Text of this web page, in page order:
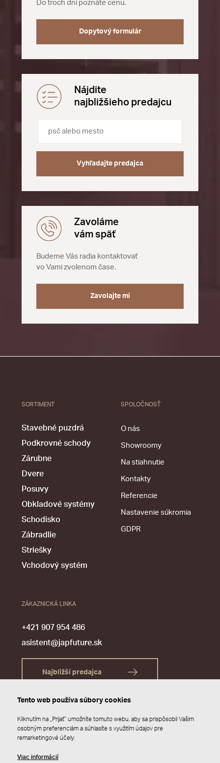
Do troch dní poznáte cenu.
Dopytový formulár
Nájdite
najbližšieho predajcu
Vyhľadajte predajca
Zavoláme
vám späť
Budeme Vás radia kontaktovať
vo Vami zvolenom čase.
Zavolajte mi
SORTIMENT
Stavebné puzdrá
Podkrovné schody
Zárubne
Dvere
Posuvy
Obkladové systémy
Schodisko
Zábradlie
Striešky
Vchodový systém
SPOLOČNOSŤ
O nás
Showroomy
Na stiahnutie
Kontakty
Referencie
Nastavenie súkromia
GDPR
ZÁKAZNICKÁ LINKA
+421 907 954 486
asistent@japfuture.sk
Najbližší predajca
Tento web používa súbory cookies
Kliknutím na „Prijať“ umožníte tomuto webu, aby sa prispôsobil Vašim
osobným preferenciám a súhlasíte s využitím údajov pre
remarketingové účely.
Viac informácií